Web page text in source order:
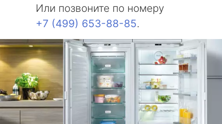
Или позвоните по номеру
+7 (499) 653-88-85.